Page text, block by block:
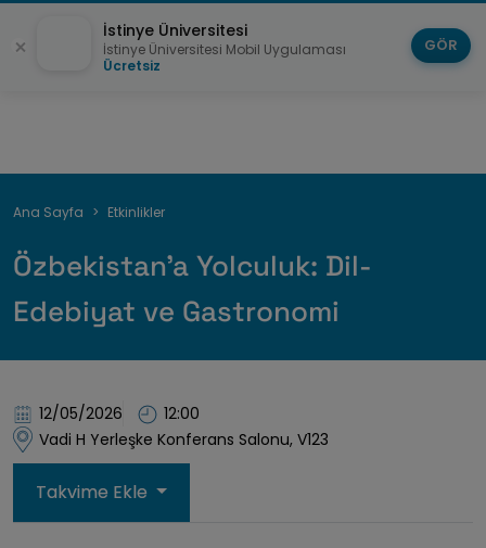
Sayfa
yolu
Ana Sayfa Etkinlikler
Özbekistan’a Yolculuk: Dil-
Edebiyat ve Gastronomi
12/05/2026
12:00
Vadi H Yerleşke Konferans Salonu, V123
Takvime Ekle
İstinye Üniversitesi
İstinye Üniversitesi Mobil Uygulaması
Ücretsiz
GÖR